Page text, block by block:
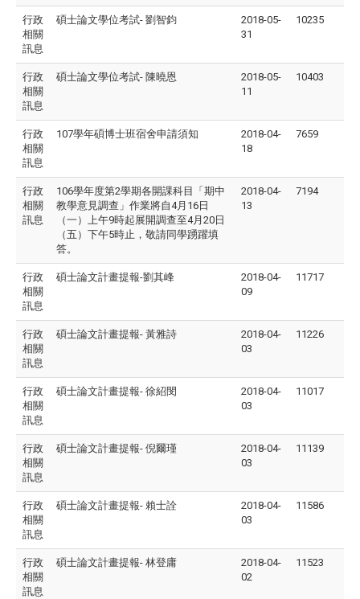
行政
相關
訊息
碩士論文學位考試- 劉智鈞
2018-05-
31
10235
行政
相關
訊息
碩士論文學位考試- 陳曉恩
2018-05-
11
10403
行政
相關
訊息
107學年碩博士班宿舍申請須知
2018-04-
18
7659
行政
相關
訊息
106學年度第2學期各開課科目「期中
教學意見調查」作業將自4月16日
（一）上午9時起展開調查至4月20日
（五）下午5時止，敬請同學踴躍填
答。
2018-04-
13
7194
行政
相關
訊息
碩士論文計畫提報-劉其峰
2018-04-
09
11717
行政
相關
訊息
碩士論文計畫提報- 黃雅詩
2018-04-
03
11226
行政
相關
訊息
碩士論文計畫提報- 徐紹閔
2018-04-
03
11017
行政
相關
訊息
碩士論文計畫提報- 倪爾瑾
2018-04-
03
11139
行政
相關
訊息
碩士論文計畫提報- 賴士詮
2018-04-
03
11586
行政
相關
訊息
碩士論文計畫提報- 林登庸
2018-04-
02
11523